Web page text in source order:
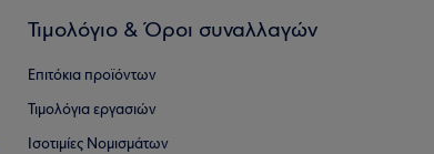
Τιμολόγιο & Όροι συναλλαγών
Επιτόκια προϊόντων
Τιμολόγια εργασιών
Ισοτιμίες Νομισμάτων